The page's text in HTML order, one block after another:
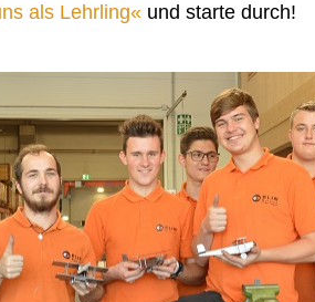
als Lehrling und starte durch!